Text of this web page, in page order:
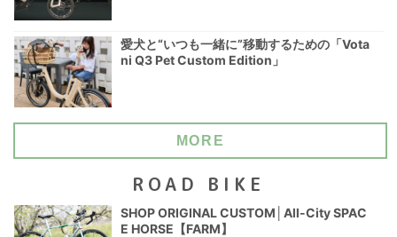
愛犬と“いつも一緒に”移動するための「Vota
ni Q3 Pet Custom Edition」
MORE
ROAD BIKE
SHOP ORIGINAL CUSTOM│All-City SPAC
E HORSE【FARM】